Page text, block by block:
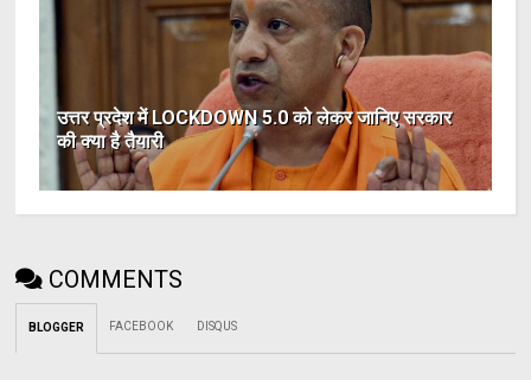
उत्तर प्रदेश में LOCKDOWN 5.0 को लेकर जानिए सरकार
की क्या है तैयारी
COMMENTS
BLOGGER FACEBOOK DISQUS